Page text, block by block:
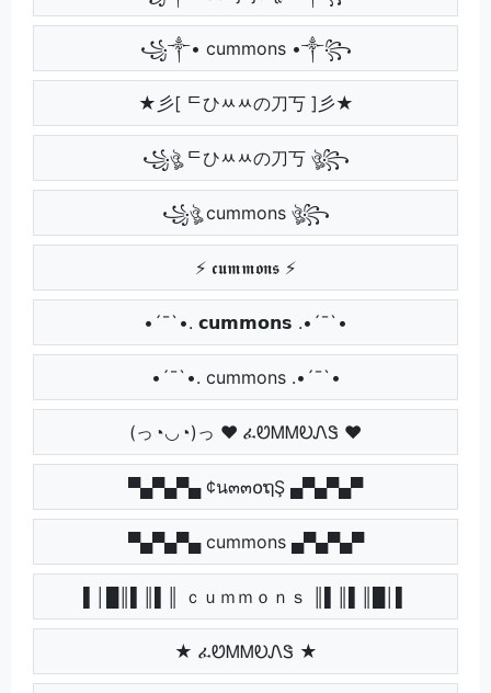
꧁༒• cummons •༒꧂
★彡[ ᄃひﾶﾶの刀丂 ]彡★
꧁ঔৣ ᄃひﾶﾶの刀丂 ঔৣ꧂
꧁ঔৣ cummons ঔৣ꧂
⚡ 𝖈𝖚𝖒𝖒𝖔𝖓𝖘 ⚡
•´¯`•. 𝗰𝘂𝗺𝗺𝗼𝗻𝘀 .•´¯`•
•´¯`•. cummons .•´¯`•
(っ◔◡◔)っ ♥ ፈᏬᎷᎷᎧᏁᏕ ♥
▀▄▀▄▀▄ ¢น๓๓໐ຖŞ ▄▀▄▀▄▀
▀▄▀▄▀▄ cummons ▄▀▄▀▄▀
▌│█║▌║▌║ ｃｕｍｍｏｎｓ ║▌║▌║█│▌
★ ፈᏬᎷᎷᎧᏁᏕ ★